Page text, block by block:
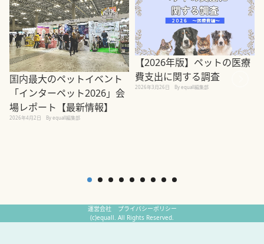
国内最大のペットイベント
「インターペット2026」会
場レポート【最新情報】
2026年4月2日 By equall編集部
【2026年版】ペットの医療
費支出に関する調査
2026年3月26日 By equall編集部
運営会社
プライバシーポリシー
(c)equall. All Rights Reserved.